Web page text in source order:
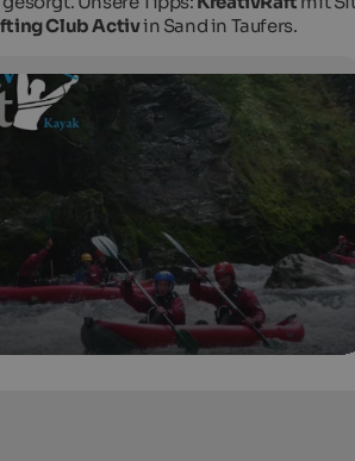
und Kajak
Rafting-Touren, Kajak- oder
es zahlreiche Flüsse für Wasserratten
Pustertal
Club Activin Sand in Taufers.